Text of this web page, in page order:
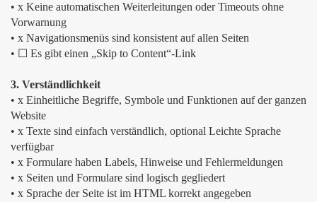
• x Keine automatischen Weiterleitungen oder Timeouts ohne
Vorwarnung
• x Navigationsmenüs sind konsistent auf allen Seiten
• ☐ Es gibt einen „Skip to Content“-Link
3. Verständlichkeit
• x Einheitliche Begriffe, Symbole und Funktionen auf der ganzen
Website
• x Texte sind einfach verständlich, optional Leichte Sprache
verfügbar
• x Formulare haben Labels, Hinweise und Fehlermeldungen
• x Seiten und Formulare sind logisch gegliedert
• x Sprache der Seite ist im HTML korrekt angegeben